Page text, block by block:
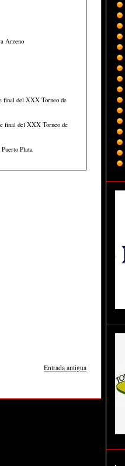
Arzeno
final del XXX Torneo de
final del XXX Torneo de
Plata
Entrada antigua